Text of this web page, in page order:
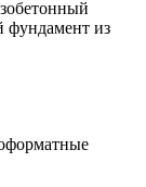
фундамент из